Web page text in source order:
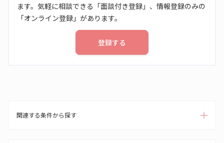
ます。気軽に相談できる「面談付き登録」、情報登録のみの
「オンライン登録」があります。
登録する
関連する条件から探す